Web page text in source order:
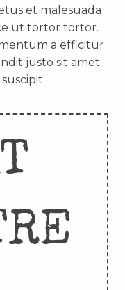
et malesuada
ut tortor tortor.
a efficitur
justo sit amet